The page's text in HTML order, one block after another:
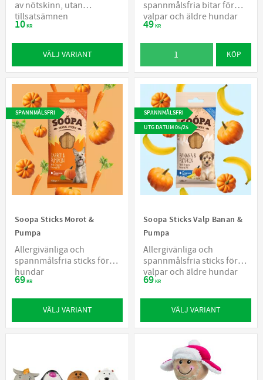
av nötskinn, utan
tillsatsämnen
10KR
VÄLJ VARIANT
spannmålsfria bitar för
valpar och äldre hundar
49KR
KÖP
Soopa Sticks Morot &
Pumpa
Allergivänliga och
spannmålsfria sticks för
hundar
69KR
SPANNMÅLSFRI
VÄLJ VARIANT
Soopa Sticks Valp Banan &
Pumpa
Allergivänliga och
spannmålsfria sticks för
valpar och äldre hundar
69KR
SPANNMÅLSFRI
UTG DATUM 05/25
VÄLJ VARIANT